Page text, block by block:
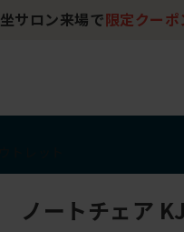
坐サロン来場で 限定クーポ
ノートチェア